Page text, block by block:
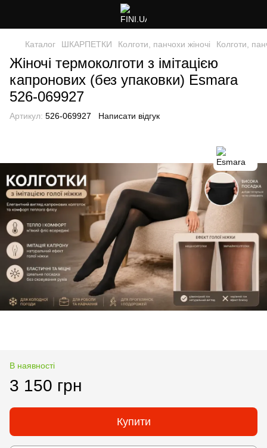
Каталог ШКАРПЕТКИ Колготи, панчохи жіночі Колготи,
Жіночі термоколготи з імітацією
капронових (без упаковки) Esmara
526-069927
Артикул: 526-069927 Написати відгук
В наявності
3 150 грн
Купити